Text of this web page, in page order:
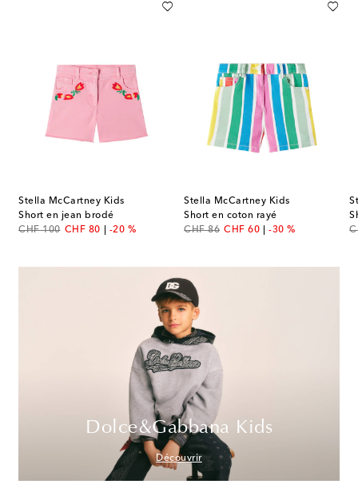
Stella McCartney Kids
Short en jean brodé
CHF 100
original priceCHF 80
discount price
-20 %
Stella McCartney Kids
Short en coton rayé
CHF 86
original price
CHF 60
discount price
-30 %
Dolce&Gabbana Kids
Découvrir